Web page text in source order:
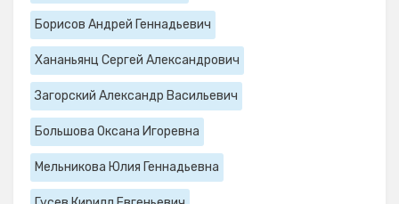
Борисов Андрей Геннадьевич
Хананьянц Сергей Александрович
Загорский Александр Васильевич
Большова Оксана Игоревна
Мельникова Юлия Геннадьевна